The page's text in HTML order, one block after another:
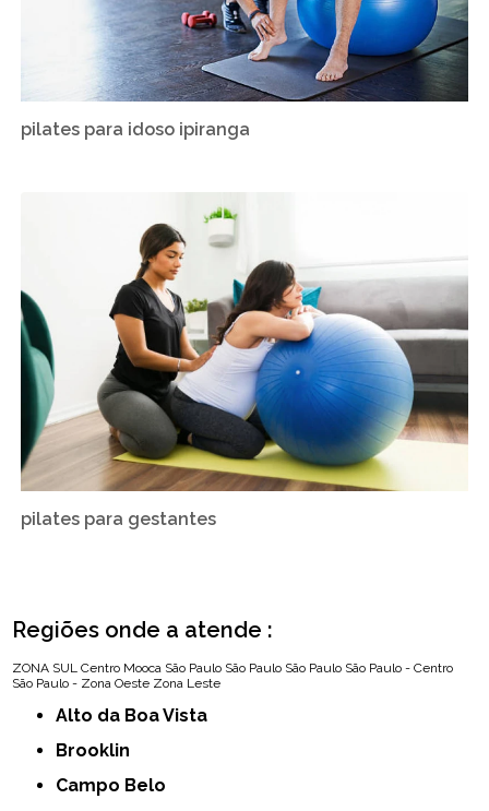
pilates para idoso ipiranga
pilates para gestantes
Regiões onde a atende :
ZONA SUL Centro Mooca São Paulo São Paulo São Paulo São Paulo - Centro
São Paulo - Zona Oeste Zona Leste
Alto da Boa Vista
Brooklin
Campo Belo